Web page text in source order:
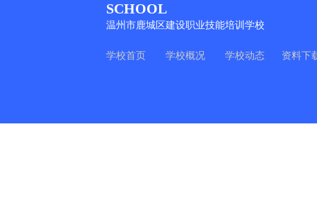
SCHOOL
温州市鹿城区建设职业技能培训学校
学校首页 学校概况 学校动态 资料下